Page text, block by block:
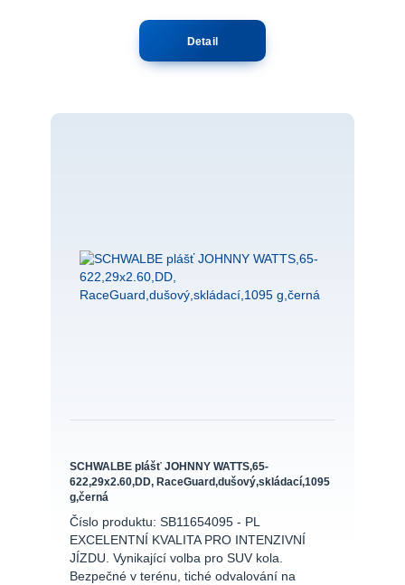
Detail
SCHWALBE plášť JOHNNY WATTS,65-
622,29x2.60,DD, RaceGuard,dušový,skládací,1095
g,černá
Číslo produktu: SB11654095 - PL
EXCELENTNÍ KVALITA PRO INTENZIVNÍ
JÍZDU. Vynikající volba pro SUV kola.
Bezpečné v terénu, tiché odvalování na